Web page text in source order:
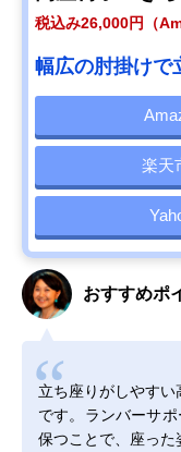
税込み26,000円（
幅広の肘掛けで
楽天
おすすめポ
立ち座りがしやす
です。ランバーサ
保つことで、座った